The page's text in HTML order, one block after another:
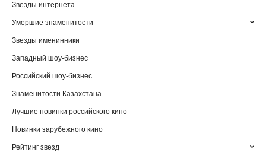
Звезды интернета
Умершие знаменитости
Звезды именинники
Западный шоу-бизнес
Российский шоу-бизнес
Знаменитости Казахстана
Лучшие новинки российского кино
Новинки зарубежного кино
Рейтинг звезд